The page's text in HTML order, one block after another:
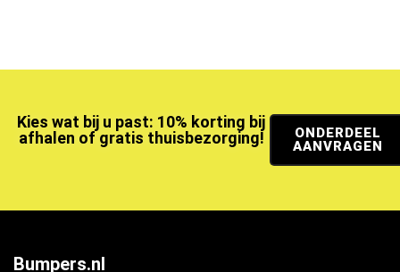
Kies wat bij u past: 10% korting bij
afhalen of gratis thuisbezorging!
ONDERDEEL
AANVRAGEN
Bumpers.nl